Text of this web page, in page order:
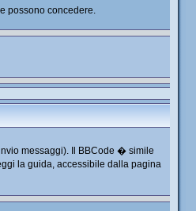
possono concedere.
messaggi). Il BBCode � simile
la guida, accessibile dalla pagina